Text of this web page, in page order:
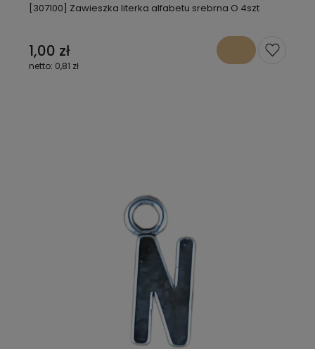
[307100] Zawieszka literka alfabetu srebrna O 4szt
1,00 zł
0,81 zł